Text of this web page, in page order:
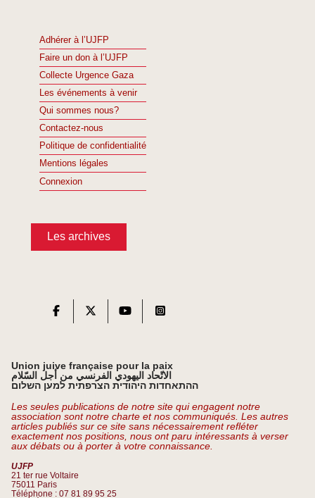
Adhérer à l’UJFP
Faire un don à l’UJFP
Collecte Urgence Gaza
Les événements à venir
Qui sommes nous?
Contactez-nous
Politique de confidentialité
Mentions légales
Connexion
Les archives
Union juive française pour la paix
الاتّحاد اليهودي الفرنسي من أجل السّلام
ההתאחדות היהודית הצרפתית למען השלום
Les seules publications de notre site qui engagent notre
association sont notre charte et nos communiqués. Les autres
articles publiés sur ce site sans nécessairement refléter
exactement nos positions, nous ont paru intéressants à verser
aux débats ou à porter à votre connaissance.
UJFP
21 ter rue Voltaire
75011 Paris
Téléphone : 07 81 89 95 25